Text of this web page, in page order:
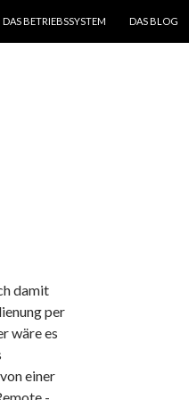
DAS BETRIEBSSYSTEM DAS BLOG
damit
per
wäre es
einer